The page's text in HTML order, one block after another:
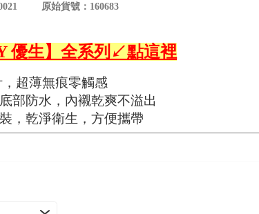
原始貨號：160683
優生】全系列↙點這裡
，超薄無痕零觸感
部防水，內襯乾爽不溢出
，乾淨衛生，方便攜帶